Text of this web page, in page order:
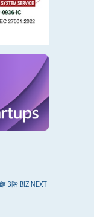
3階 BIZ NEXT